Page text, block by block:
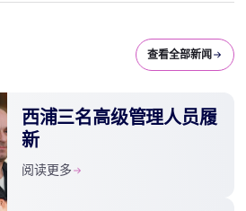
查看全部新闻
西浦三名高级管理人员履
新
阅读更多